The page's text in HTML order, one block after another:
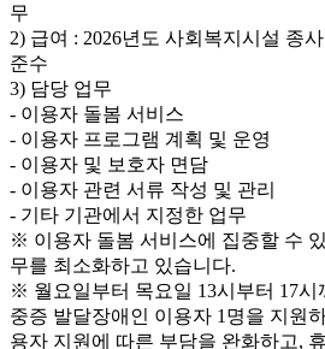
무
2) 급여 : 2026년도 사회복지시설 종
준수
3) 담당 업무
- 이용자 돌봄 서비스
- 이용자 프로그램 계획 및 운영
- 이용자 및 보호자 면담
- 이용자 관련 서류 작성 및 관리
- 기타 기관에서 지정한 업무
※ 이용자 돌봄 서비스에 집중할 수
무를 최소화하고 있습니다.
※ 월요일부터 목요일 13시부터 17시
중증 발달장애인 이용자 1명을 지원
용자 지원에 따른 부담을 완화하고,